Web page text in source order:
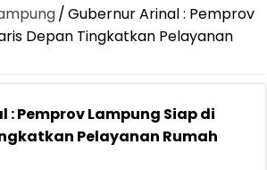
/Gubernur Arinal : Pemprov
Depan Tingkatkan Pelayanan
: Pemprov Lampung Siap di
Pelayanan Rumah